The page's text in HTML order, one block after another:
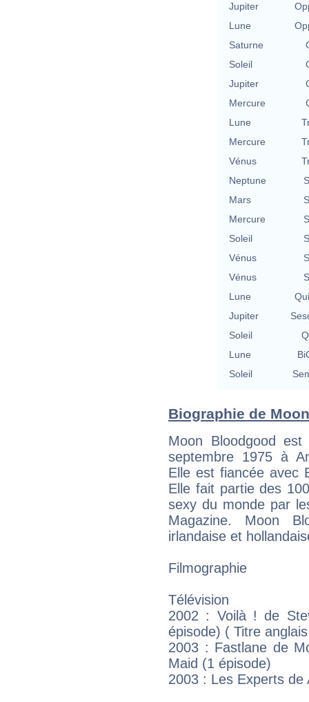
Jupiter
Lune
Saturne
Soleil
Jupiter
Mercure
Lune
Mercure
Vénus
Neptune
Mars
Mercure
Soleil
Vénus
Vénus
Lune
Jupiter
Soleil
Lune
Soleil
Biographie de
Moon Bloodgood
septembre 1975 à
Elle est fiancée avec
Elle fait partie des
sexy du monde par
Magazine. Moon
irlandaise et
Filmographie
Télévision
2002 : Voilà ! de
épisode) ( Titre
2003 : Fastlane de
Maid (1 épisode)
2003 : Les Experts de